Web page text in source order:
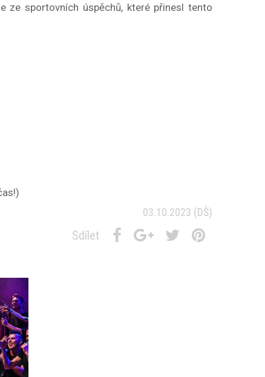
ze sportovních úspěchů, které přinesl tento
03.10.2023 (DŠ)
Sdílet